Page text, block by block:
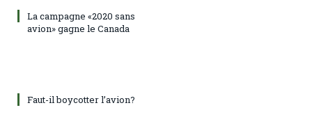
La campagne «2020 sans
avion» gagne le Canada
Faut-il boycotter l’avion?